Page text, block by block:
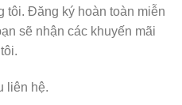
tôi. Đăng ký hoàn toàn miễn
sẽ nhận các khuyến mãi
liên hệ.